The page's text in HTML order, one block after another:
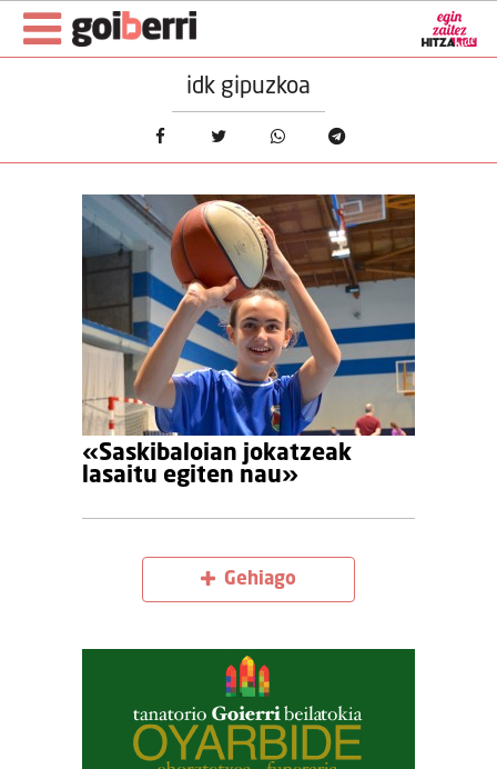
idk gipuzkoa
«Saskibaloian jokatzeak
lasaitu egiten nau»
Gehiago